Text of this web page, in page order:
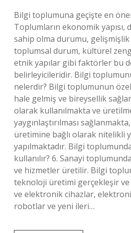
Bilgi toplumuna geçişte en
Toplumların ekonomik yapısı,
sahip olma durumu, gelişmişlik
toplumsal durum, kültürel
etnik yapılar gibi faktörler bu
belirleyicileridir. Bilgi
nelerdir? Bilgi toplumunun
hale gelmiş ve bireysellik
olarak kullanılmakta ve
yaygınlaştırılması
üretimine bağlı olarak nitelikli
yapılmaktadır. Bilgi
kullanılır? 6. Sanayi
ve hizmetler üretilir. Bilgi
teknoloji üretimi gerçekleşir
ve elektronik cihazlar,
robotlar ve yeni ileri…